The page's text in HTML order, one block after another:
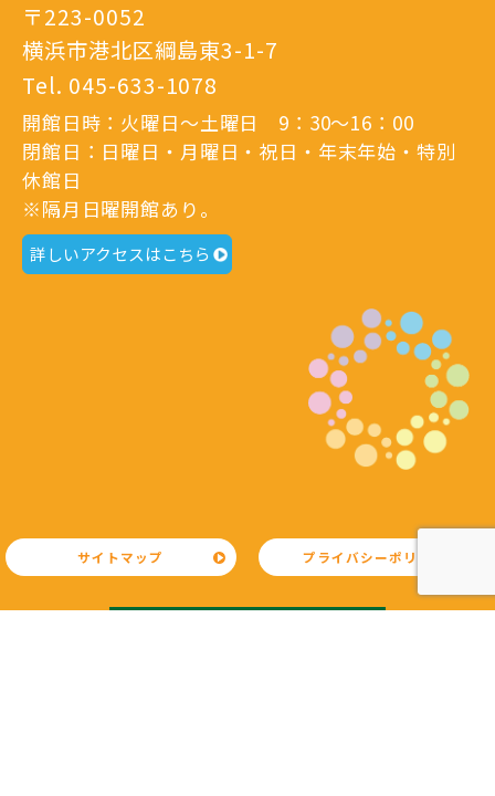
〒223-0052
横浜市港北区綱島東3-1-7
Tel. 045-633-1078
開館日時：火曜日～土曜日 9：30～16：00
閉館日：日曜日・月曜日・祝日・年末年始・特別
休館日
※隔月日曜開館あり。
詳しいアクセスはこちら
サイトマップ プライバシーポリシー